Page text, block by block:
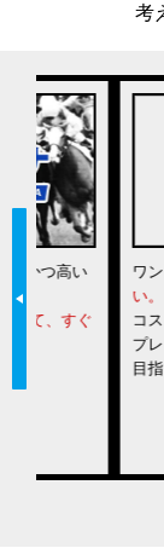
考
ワンランク上
コストを抑え
プレミアムア
目指したいと